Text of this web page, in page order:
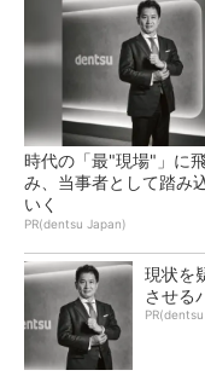
時代の「最"現場"」に
み、当事者として踏み
いく
PR(dentsu Japan)
現状を
させる